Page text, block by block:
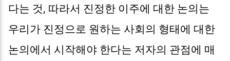
다는 것, 따라서 진정한 이주에 대한 논의는
우리가 진정으로 원하는 사회의 형태에 대한
논의에서 시작해야 한다는 저자의 관점에 매